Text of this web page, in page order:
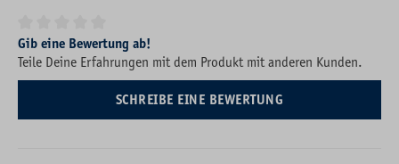
Durchschnittliche Bewertung von 0 von 5 Sternen
Gib eine Bewertung ab!
Teile Deine Erfahrungen mit dem Produkt mit anderen Kunden.
SCHREIBE EINE BEWERTUNG